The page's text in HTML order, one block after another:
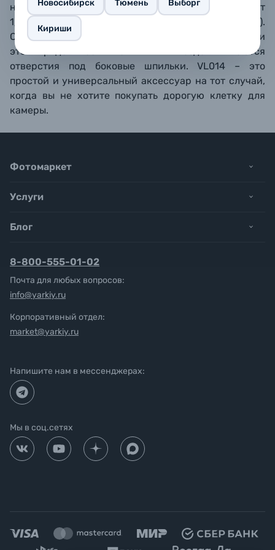
Новосибирск Тюмень Выборг
Кириши
нее предусмотрен стандартный штативный винт
1/4"-20 и 2 холодных башмака (1 сверху, 1 снизу).
Сама площадка устанавливается на винт 1/4", при
этом рядом со
имеются
отверстия под боковые шпильки.VL014 – это
простой и универсальный аксессуар на тот случай,
когда вы не хотите покупать дорогую клетку для
камеры.
Фотомаркет
Услуги
Блог
8-800-555-01-02
Почта для любых вопросов:
info@yarkiy.ru
Корпоративный отдел:
market@yarkiy.ru
Напишите нам в мессенджерах:
Мы в соц.сетях